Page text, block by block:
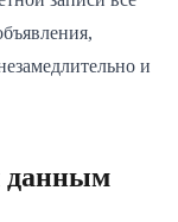
и
данным